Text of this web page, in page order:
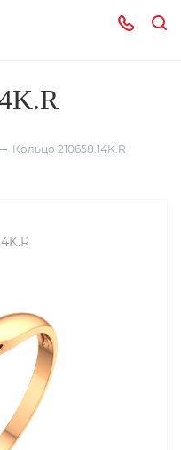
Кольцо 210658.14K.R